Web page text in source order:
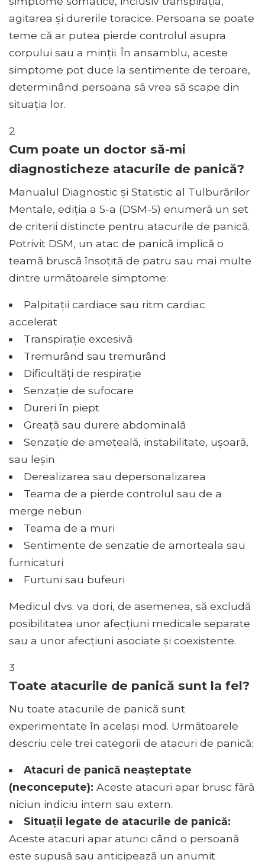
agitarea și durerile toracice. Persoana se poate
teme că ar putea pierde controlul asupra
corpului sau a minții. În ansamblu, aceste
simptome pot duce la sentimente de teroare,
determinând persoana să vrea să scape din
situația lor.
2
Cum poate un doctor să-mi
diagnosticheze atacurile de panică?
Manualul Diagnostic și Statistic al Tulburărilor
Mentale, ediția a 5-a (DSM-5) enumeră un set
de criterii distincte pentru atacurile de panică.
Potrivit DSM, un atac de panică implică o
teamă bruscă însoțită de patru sau mai multe
dintre următoarele simptome:
Palpitații cardiace sau ritm cardiac
accelerat
Transpirație excesivă
Tremurând sau tremurând
Dificultăți de respirație
Senzație de sufocare
Dureri în piept
Greață sau durere abdominală
Senzație de amețeală, instabilitate, ușoară,
sau leșin
Derealizarea sau depersonalizarea
Teama de a pierde controlul sau de a
merge nebun
Teama de a muri
Sentimente de senzatie de amorteala sau
furnicaturi
Furtuni sau bufeuri
Medicul dvs. va dori, de asemenea, să excludă
posibilitatea unor afecțiuni medicale separate
sau a unor afecțiuni asociate și coexistente.
3
Toate atacurile de panică sunt la fel?
Nu toate atacurile de panică sunt
experimentate în același mod. Următoarele
descriu cele trei categorii de atacuri de panică:
Atacuri de panică neașteptate
(neconcepute): Aceste atacuri apar brusc fără
niciun indiciu intern sau extern.
Situații legate de atacurile de panică:
Aceste atacuri apar atunci când o persoană
este supusă sau anticipează un anumit